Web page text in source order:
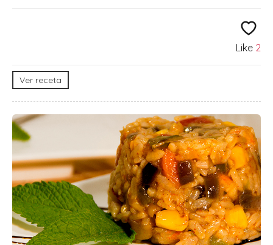
Like 2
Ver receta